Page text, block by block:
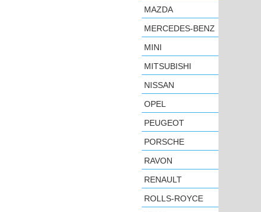
MAZDA
MERCEDES-BENZ
MINI
MITSUBISHI
NISSAN
OPEL
PEUGEOT
PORSCHE
RAVON
RENAULT
ROLLS-ROYCE